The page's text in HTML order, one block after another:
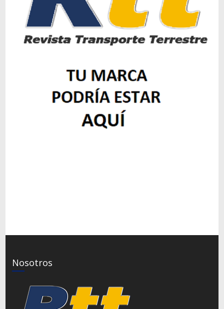
Nosotros